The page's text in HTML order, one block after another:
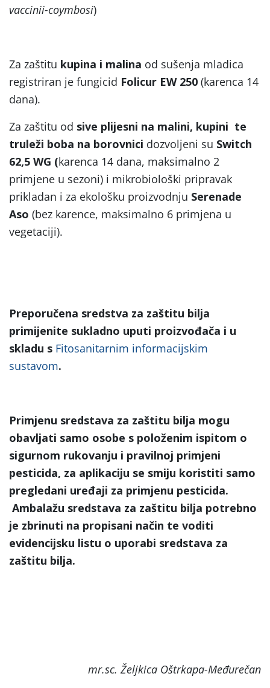
vaccinii-coymbosi)
Za zaštitu kupina i malina od sušenja mladica
registriran je fungicid Folicur EW 250 (karenca 14
dana).
Za zaštitu od sive plijesni na malini, kupini te
truleži boba na borovnici dozvoljeni su Switch
62,5 WG (karenca 14 dana, maksimalno 2
primjene u sezoni) i mikrobiološki pripravak
prikladan i za ekološku proizvodnju Serenade
Aso (bez karence, maksimalno 6 primjena u
vegetaciji).
Preporučena sredstva za zaštitu bilja
primijenite sukladno uputi proizvođača i u
skladu s Fitosanitarnim informacijskim
sustavom.
Primjenu sredstava za zaštitu bilja mogu
obavljati samo osobe s položenim ispitom o
sigurnom rukovanju i pravilnoj primjeni
pesticida, za aplikaciju se smiju koristiti samo
pregledani uređaji za primjenu pesticida.
Ambalažu sredstava za zaštitu bilja potrebno
je zbrinuti na propisani način te voditi
evidencijsku listu o uporabi sredstava za
zaštitu bilja.
mr.sc. Željkica Oštrkapa-Međurečan